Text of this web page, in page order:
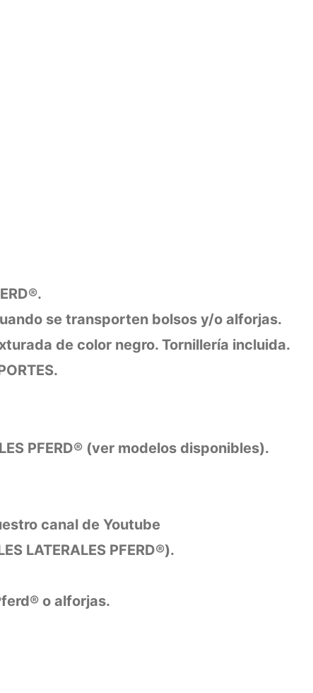
se transporten bolsos y/o alforjas.
de color negro. Tornillería incluida.
PFERD® (ver modelos disponibles).
canal de Youtube
LATERALES PFERD®).
o alforjas.